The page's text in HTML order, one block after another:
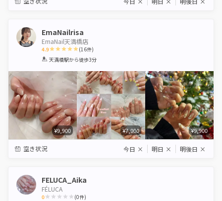
EmaNailrisa
EmaNail天満橋店
4.9
1 2 3 4 5
(16件)
天満橋駅から徒歩3分
¥9,900 ¥7,000 ¥9,900
空き状況 今日 × 明日 × 明後日 ×
FELUCA_Aika
FÉLUCA
0 (0件)